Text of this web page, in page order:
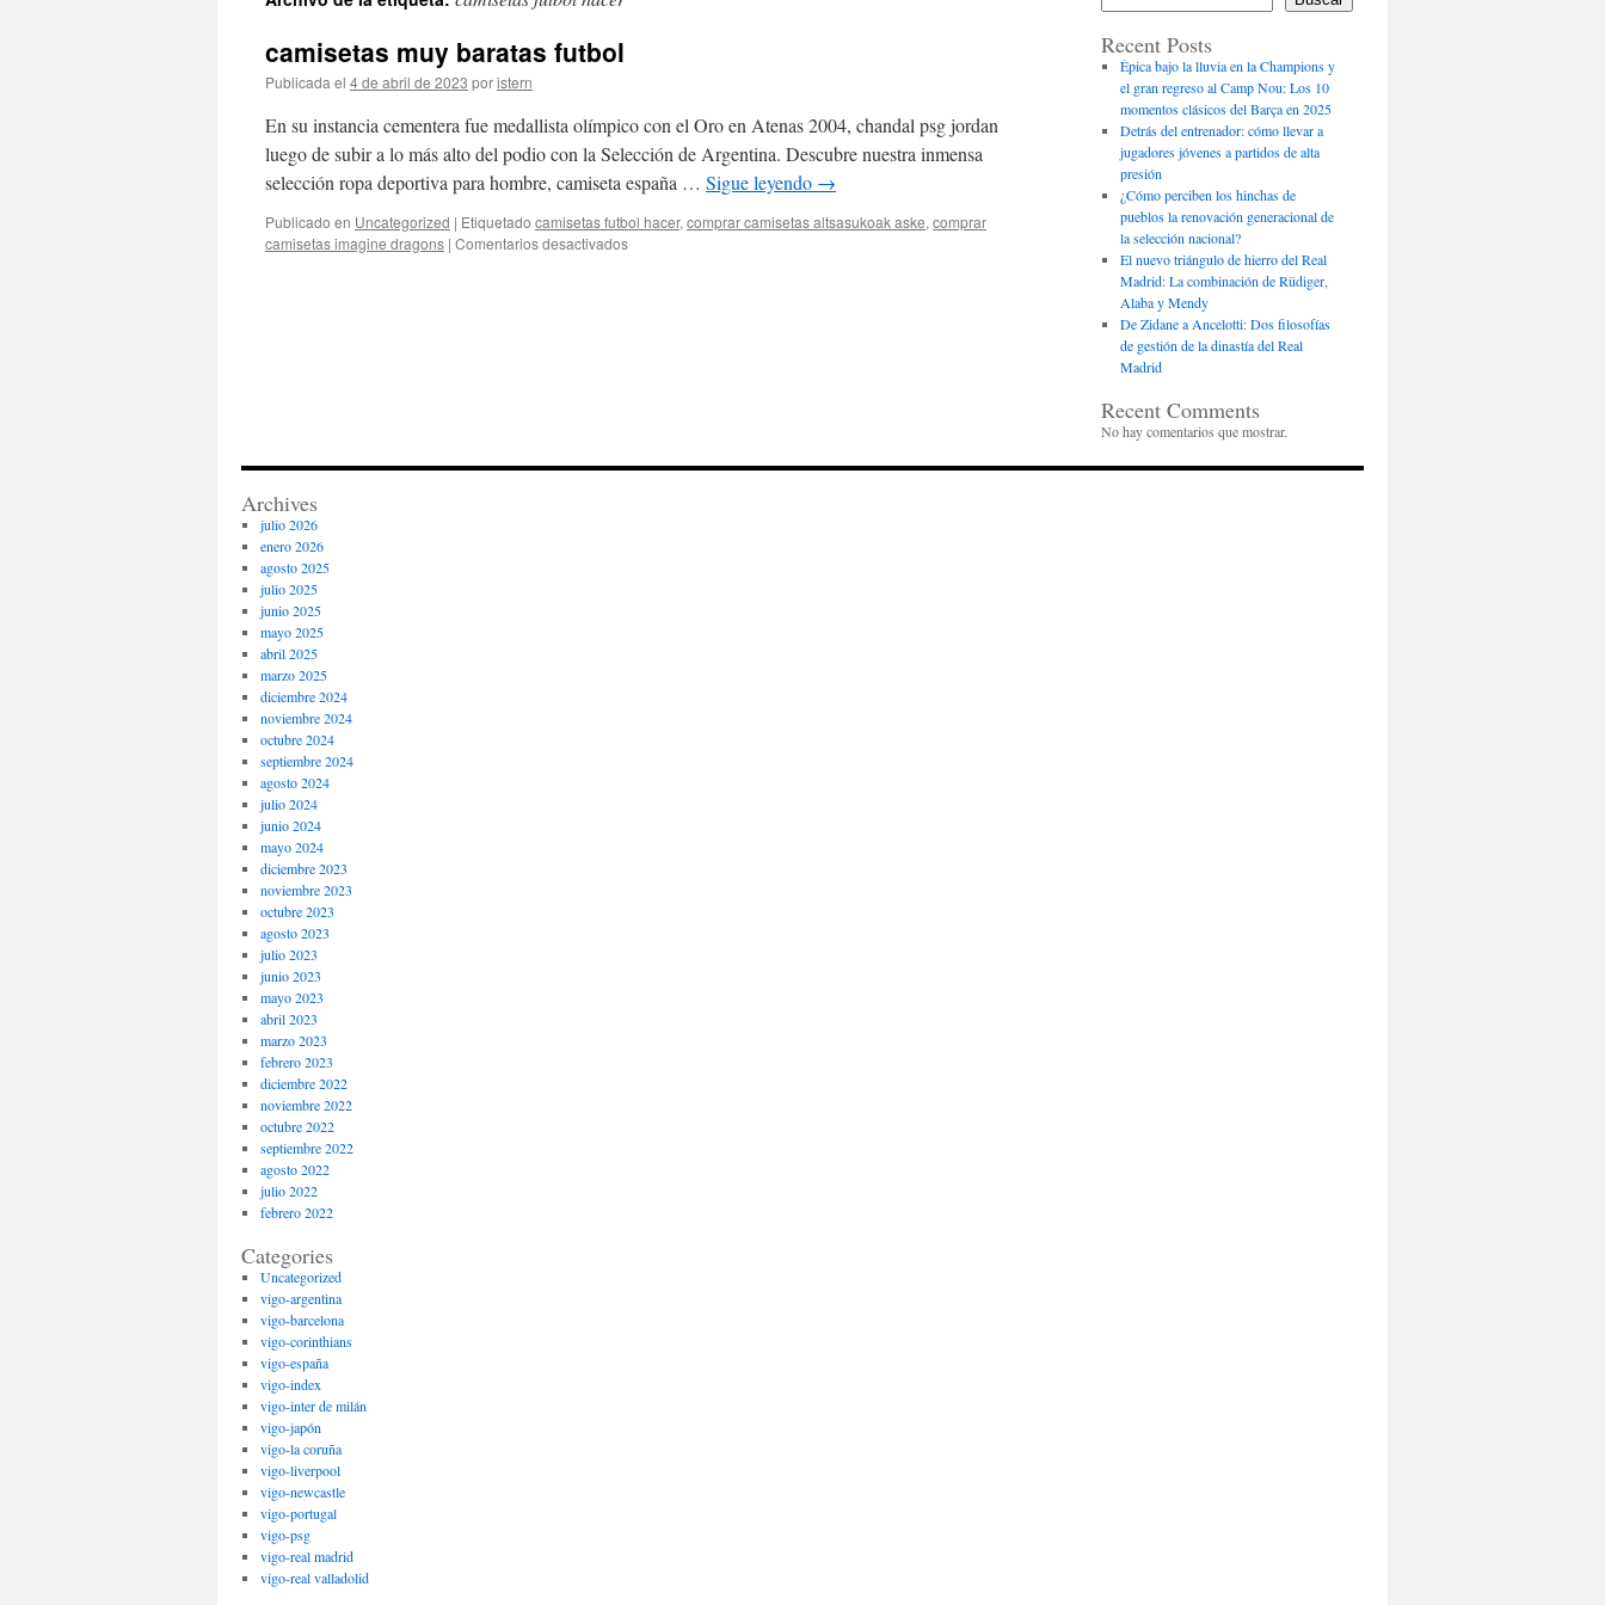
contenido
camisetas muy baratas futbol
Publicada el 4 de abril de 2023 poristern
En su instancia cementera fue medallista olímpico con el Oro en Atenas 2004, chandal psg jordan
luego de subir a lo más alto del podio con la Selección de Argentina. Descubre nuestra inmensa
selección ropa deportiva para hombre, camiseta españa … Sigue leyendo →
Publicado en Uncategorized | Etiquetado camisetas futbol hacer, comprar camisetas altsasukoak aske, comprar
camisetas imagine dragons | Comentarios desactivadosen
Recent Posts
Épica bajo la lluvia en la Champions y
el gran regreso al Camp Nou: Los 10
momentos clásicos del Barça en 2025
Detrás del entrenador: cómo llevar a
jugadores jóvenes a partidos de alta
presión
¿Cómo perciben los hinchas de
pueblos la renovación generacional de
la selección nacional?
El nuevo triángulo de hierro del Real
Madrid: La combinación de Rüdiger,
Alaba y Mendy
De Zidane a Ancelotti: Dos filosofías
de gestión de la dinastía del Real
Madrid
Recent Comments
No hay comentarios que mostrar.
Archives
julio 2026
enero 2026
agosto 2025
julio 2025
junio 2025
mayo 2025
abril 2025
marzo 2025
diciembre 2024
noviembre 2024
octubre 2024
septiembre 2024
agosto 2024
julio 2024
junio 2024
mayo 2024
diciembre 2023
noviembre 2023
octubre 2023
agosto 2023
julio 2023
junio 2023
mayo 2023
abril 2023
marzo 2023
febrero 2023
diciembre 2022
noviembre 2022
octubre 2022
septiembre 2022
agosto 2022
julio 2022
febrero 2022
Categories
Uncategorized
vigo-argentina
vigo-barcelona
vigo-corinthians
vigo-españa
vigo-index
vigo-inter de milán
vigo-japón
vigo-la coruña
vigo-liverpool
vigo-newcastle
vigo-portugal
vigo-psg
vigo-real madrid
vigo-real valladolid